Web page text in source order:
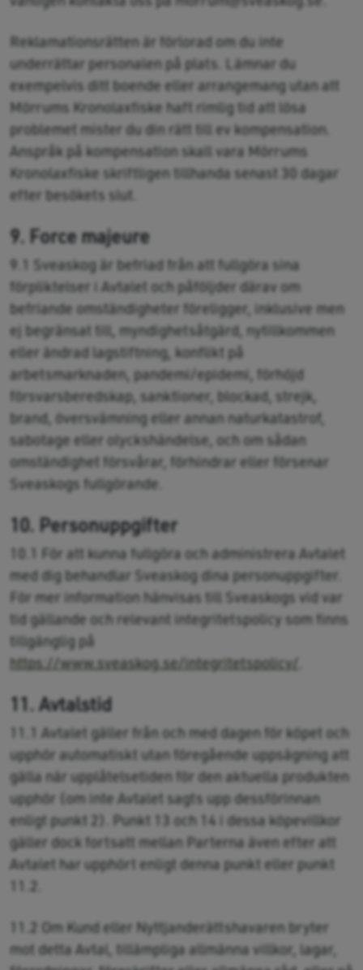
Reklamationsrätten är förlorad om du inte
underrättar personalen på plats. Lämnar du
exempelvis ditt boende eller arrangemang utan att
Mörrums Kronolaxfiske haft rimlig tid att lösa
problemet mister du din rätt till ev kompensation.
Anspråk på kompensation skall vara Mörrums
Kronolaxfiske skriftligen tillhanda senast 30 dagar
efter besökets slut.
9. Force majeure
9.1 Sveaskog är befriad från att fullgöra sina
förpliktelser i Avtalet och påföljder därav om
befriande omständigheter föreligger, inklusive men
ej begränsat till, myndighetsåtgärd, nytillkommen
eller ändrad lagstiftning, konflikt på
arbetsmarknaden, pandemi/epidemi, förhöjd
försvarsberedskap, sanktioner, blockad, strejk,
brand, översvämning eller annan naturkatastrof,
sabotage eller olyckshändelse, och om sådan
omständighet försvårar, förhindrar eller försenar
Sveaskogs fullgörande.
10. Personuppgifter
10.1 För att kunna fullgöra och administrera Avtalet
med dig behandlar Sveaskog dina personuppgifter.
För mer information hänvisas till Sveaskogs vid var
tid gällande och relevant integritetspolicy som finns
tillgänglig på
https://www.sveaskog.se/integritetspolicy/
11. Avtalstid
11.1 Avtalet gäller från och med dagen för köpet och
upphör automatiskt utan föregående uppsägning att
gälla när upplåtelsetiden för den aktuella produkten
upphör (om inte Avtalet sagts upp dessförinnan
enligt punkt 2). Punkt 13 och 14 i dessa köpevillkor
gäller dock fortsatt mellan Parterna även efter att
Avtalet har upphört enligt denna punkt eller punkt
11.2.
11.2 Om Kund eller Nyttjanderättshavaren bryter
mot detta Avtal, tillämpliga allmänna villkor, lagar,